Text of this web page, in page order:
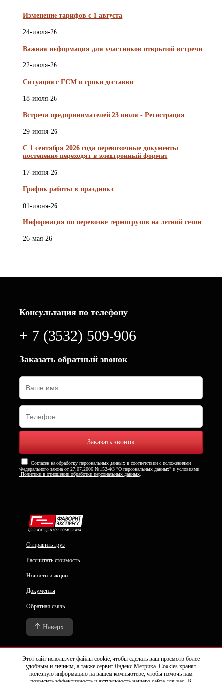
Изменение тарифов с 1 августа
24-июля-26
Важная информация для участников открытой встречи
22-июля-26
Ситуация с ГСМ и сроки доставки
18-июля-26
Встреча предпринимателей 23 июля - Регистрация
29-июня-26
С 1 сентября 2026 года перевозочные документы
постепенно переходят в электронный формат
17-июня-26
График работы в праздники
01-июня-26
Информация по перевозке термогрузов на летний сезон
26-мая-26
Консультация по телефону
+ 7 (3532) 509-906
Заказать обратный звонок
Согласен на обработку персональных данных в соответствии с положениями
Федерального закона от 27.07.2006 №152-ФЗ "О персональных данных" и условиями
Политики в отношении обработки персональных данных.
Отправить груз
Рассчитать стоимость
Новости и акции
Документы
Обратная связь
Наверх
Договор-оферта
Этот сайт использует файлы cookie, чтобы сделать ваш просмотр более
удобным и личным, а также сервис Яндекс Метрика. Cookies хранят
полезную информацию на вашем компьютере, чтобы помочь нам